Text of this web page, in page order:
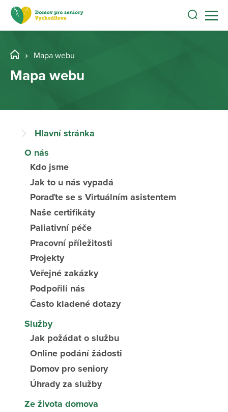
Mapa webu
Mapa webu
Hlavní stránka
O nás
Kdo jsme
Jak to u nás vypadá
Poraďte se s Virtuálním asistentem
Naše certifikáty
Paliativní péče
Pracovní příležitosti
Projekty
Veřejné zakázky
Podpořili nás
Často kladené dotazy
Služby
Jak požádat o službu
Online podání žádosti
Domov pro seniory
Úhrady za služby
Ze života domova